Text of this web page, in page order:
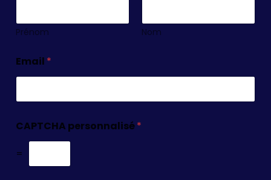
Prénom Nom
Email *
CAPTCHA personnalisé*
=